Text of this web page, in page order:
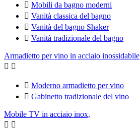
 Mobili da bagno moderni
 Vanità classica del bagno
 Vanità del bagno Shaker
 Vanità tradizionale del bagno
Armadietto per vino in acciaio inossidabile
 
 Moderno armadietto per vino
 Gabinetto tradizionale del vino
Mobile TV in acciaio inox,
 